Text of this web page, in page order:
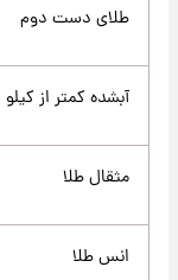
طلای دست دوم
آبشده کمتر از کیلو
مثقال طلا
انس طلا